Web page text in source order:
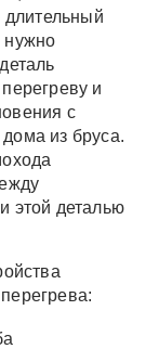
длительный
нужно
и
с
из бруса.
этой деталью